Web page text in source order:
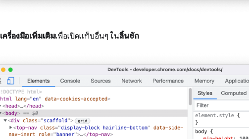
เครื่องมือเพิ่มเติมเพื่อเปิดแท็บอื่นๆ ในลิ้นชัก